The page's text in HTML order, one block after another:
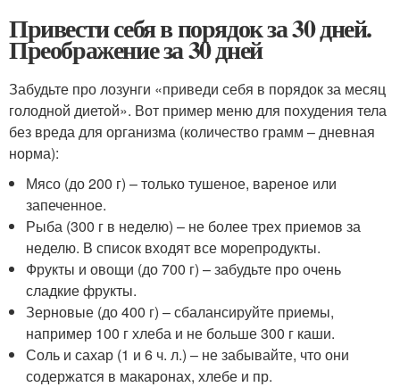
Привести себя в порядок за 30 дней.
Преображение за 30 дней
Забудьте про лозунги «приведи себя в порядок за месяц
голодной диетой». Вот пример меню для похудения тела
без вреда для организма (количество грамм – дневная
норма):
Мясо (до 200 г) – только тушеное, вареное или
запеченное.
Рыба (300 г в неделю) – не более трех приемов за
неделю. В список входят все морепродукты.
Фрукты и овощи (до 700 г) – забудьте про очень
сладкие фрукты.
Зерновые (до 400 г) – сбалансируйте приемы,
например 100 г хлеба и не больше 300 г каши.
Соль и сахар (1 и 6 ч. л.) – не забывайте, что они
содержатся в макаронах, хлебе и пр.